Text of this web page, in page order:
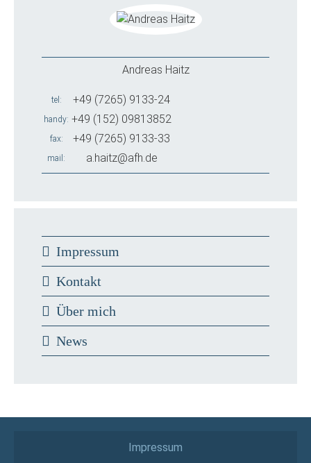
Andreas Haitz
tel +49 (7265) 9133-24
handy +49 (152) 09813852
fax +49 (7265) 9133-33
mail a.haitz@afh.de
Impressum
Kontakt
Über mich
News
Impressum